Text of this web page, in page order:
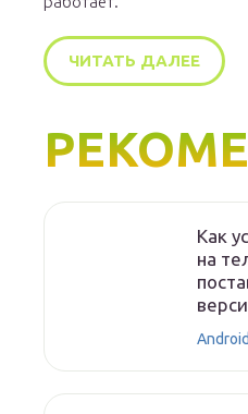
ЧИТАТЬ ДАЛЕЕ
Как
на
Android